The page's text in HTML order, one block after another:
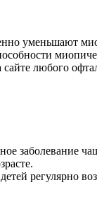
уменьшают
любого
заболевание
регулярно